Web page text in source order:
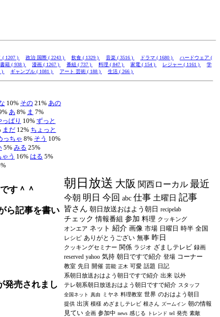
( 1207 ) 政治 国際 ( 2243 ) 飲食 ( 1329 ) 音楽 ( 3516 ) ドラマ ( 1680 )
ハードウェア (
書籍 ( 938 ) 漫画 ( 1267 ) 番組 ( 737 ) 料理 ( 847 ) 家電 ( 154 ) レジャー ( 1161 )
学
) ギャンブル ( 1081 ) アート 芸術 ( 188 ) 生活 ( 266 )
10% その 21% あの
あ 8% ま 7%
っぱり 10% ずっと
まだ 12% ちょっと
っちゃ 8% そう 10%
5% みる 25%
ゃう 16% はる 5%
す＾＾
ら記事を書い
発売されまし
朝日放送 大阪 関西ローカル 最近
今朝 明日 今回 abc 仕事 土曜日 記事
皆さん 朝日放送おはよう朝日 recipelab
チェック 情報番組 参加 料理 クッキング
オンエア ネット 紹介 画像 市場 日曜日 時半 全国
レシピ ありがとうござい 無事 昨日
クッキングセミナー 関係 ラジオ ざましテレビ 録画
reserved yahoo 気持 朝日ですで紹介 登場 コーナー
教室 先日 開催 芸能 正木 可愛 話題 日記
系朝日放送おはよう朝日ですで紹介 出来 以外
テレ朝系朝日放送おはよう朝日ですで紹介 スタッフ
全国ネット 真由 ミヤネ 料理教室 世界 のおはよう朝日
提供 出演 模様 めざましテレビ 根さん ズームイン 朝の情報
見てい 企画 参加中 news 感じる トレンド tel 発売 素敵